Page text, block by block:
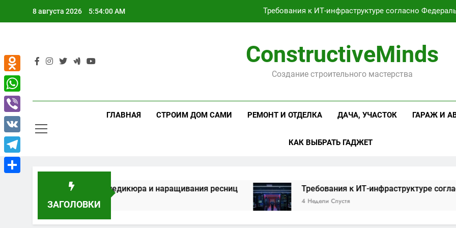
8 августа 2026 5:54:00 AM Требования к ИТ-инфраструктуре согласно
Проектирование и серийное производство светодиодных
Профессиональная косметика и оборудование для
Требования к ИТ-инфраструктуре согласно
Проектирование и серийное производство светодиодных
ConstructiveMinds
Создание строительного мастерства
ГЛАВНАЯ СТРОИМ ДОМ САМИ РЕМОНТ И ОТДЕЛКА ДАЧА, УЧАСТОК ГАРАЖ И
КАК ВЫБРАТЬ ГАДЖЕТ
ЗАГОЛОВКИ
для маникюра, педикюра и наращивания ресниц Требования к ИТ-инфраструктуре
4 Недели Спустя
Odnoklassniki
WhatsApp
Viber
VK
Telegram